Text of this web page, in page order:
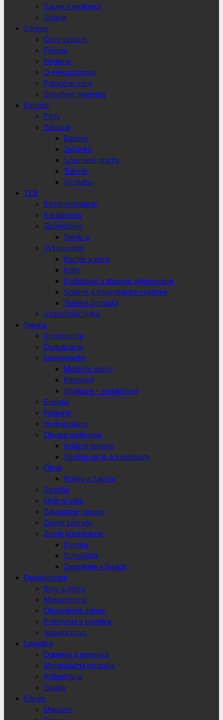
Sauny a wellness
Spálne
Zdravie
Čistý vzduch
Fitness
Hygiena
O elektrosmogu
Patogéne zóny
Stavebné materiály
Exteriér
Ploty
Záhrada
Bazény
Jazierka
Spevnené plochy
Trávnik
Výsadba
TZB
Elektroinštalácie
Kanalizácia
Technológie
Sanácie
Vykurovanie
Kachle a pece
Kotly
Podlahové a stenové vykurovanie
Solárne a fotovoltaické systémy
Tepelné čerpadlá
Vzduchotechnika
Stavba
Architektúra
Digitalizácia
Drevostavby
Masívne drevo
Panelové
Stlpikové – sendvičové
Energie
Financie
Hydroizolácie
Obytné podkrovia
Izolácie tepelné
Strešné okná a svetlovody
Okná
Rolety a žalúzie
Strecha
Urob si sám
Zakladanie stavieb
Zimné záhrady
Zvislé konštrukcie
Komíny
Schodištia
Zateplenie a fasády
Development
Byty a domy
Management
Obnoviteľné zdroje
Priemysel a logistika
Stavebníctvo
Logistika
Doprava a preprava
Manipulačná technika
Robotizácia
Sklady
Fórum
Magazín